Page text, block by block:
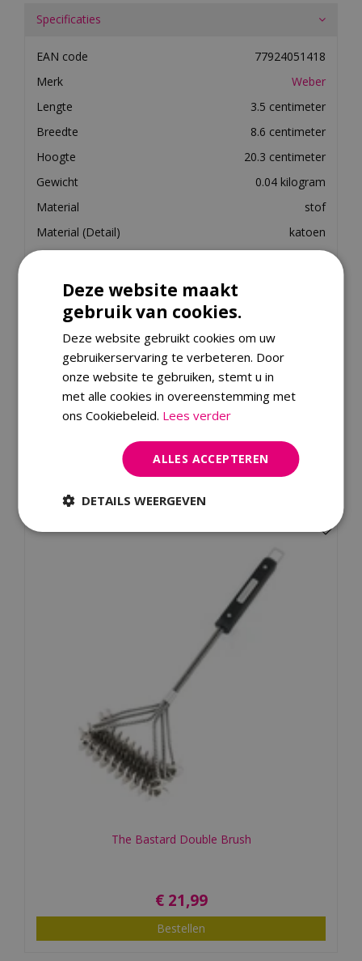
Specificaties
EAN code
77924051418
Merk
Weber
Lengte
3.5 centimeter
Breedte
8.6 centimeter
Hoogte
20.3 centimeter
Gewicht
0.04 kilogram
Material
stof
Material (Detail)
katoen
Finish
Material Property
Cleaning Aid Type
schoonmaakdoekjes
Dit product kopen
Kijk ook eens naar:
The Bastard Double Brush
€ 21,99
Bestellen
Deze website maakt
gebruik van cookies.
Deze website gebruikt cookies om uw
gebruikerservaring te verbeteren. Door
onze website te gebruiken, stemt u in
met alle cookies in overeenstemming met
ons Cookiebeleid. Lees verder
ALLES ACCEPTEREN
DETAILS WEERGEVEN